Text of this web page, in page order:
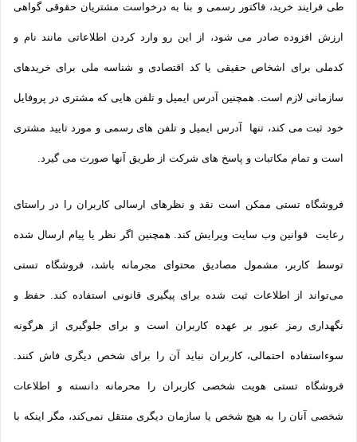
طی فرایند خرید، فاکتور رسمی و بنا به درخواست مشتریان حقوقی گواهی
ارزش افزوده صادر می شود، از این رو وارد کردن اطلاعاتی مانند نام و
کدملی برای اشخاص حقیقی یا کد اقتصادی و شناسه ملی برای خریدهای
سازمانی لازم است. همچنین آدرس ایمیل و تلفن هایی که مشتری در پروفایل
خود ثبت می­ کند، تنها آدرس ایمیل و تلفن­ های رسمی و مورد تایید مشتری
است و تمام مکاتبات و پاسخ های شرکت از طریق آنها صورت می گیرد.
فروشگاه تستی ممکن است نقد و نظرهای ارسالی کاربران را در راستای
رعایت قوانین وب سایت ویرایش کند. همچنین اگر نظر یا پیام ارسال شده
توسط کاربر، مشمول مصادیق محتوای مجرمانه باشد، فروشگاه تستی
می‌تواند از اطلاعات ثبت شده برای پیگیری قانونی استفاده کند. حفظ و
نگهداری رمز عبور بر عهده کاربران است و برای جلوگیری از هرگونه
سوءاستفاده احتمالی، کاربران نباید آن را برای شخص دیگری فاش کنند.
فروشگاه تستی هویت شخصی کاربران را محرمانه دانسته و اطلاعات
شخصی آنان را به هیچ شخص یا سازمان دیگری منتقل نمی‌کند، مگر اینکه با